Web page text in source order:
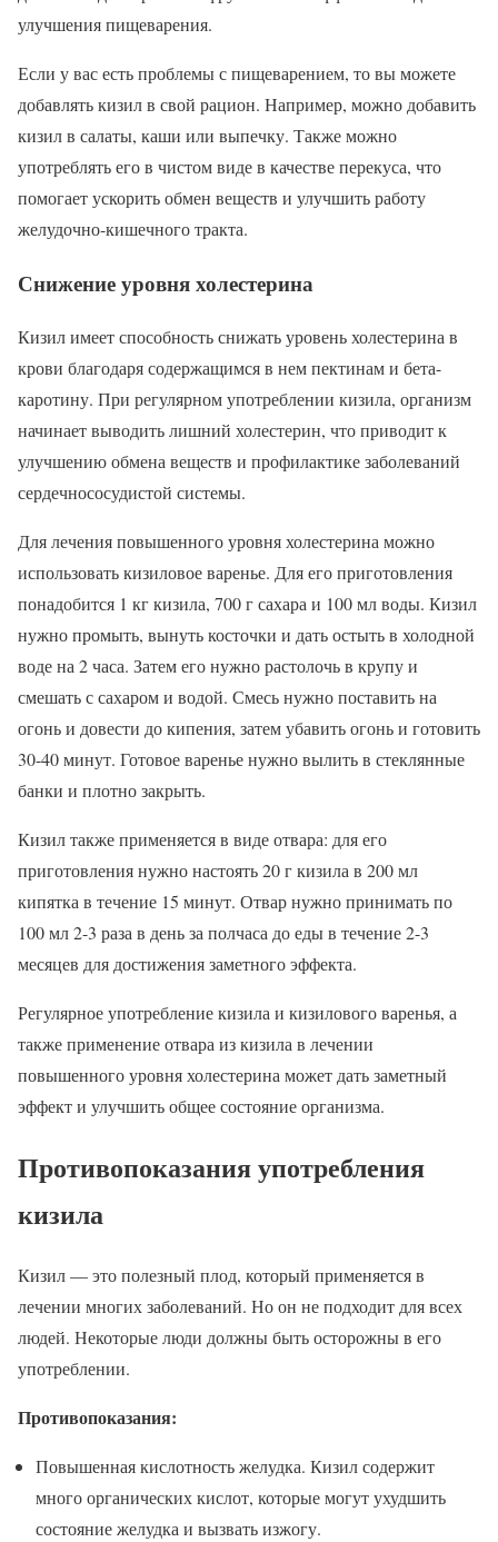
улучшения пищеварения.
Если у вас есть проблемы с пищеварением, то вы можете
добавлять кизил в свой рацион. Например, можно добавить
кизил в салаты, каши или выпечку. Также можно
употреблять его в чистом виде в качестве перекуса, что
помогает ускорить обмен веществ и улучшить работу
желудочно-кишечного тракта.
Снижение уровня холестерина
Кизил имеет способность снижать уровень холестерина в
крови благодаря содержащимся в нем пектинам и бета-
каротину. При регулярном употреблении кизила, организм
начинает выводить лишний холестерин, что приводит к
улучшению обмена веществ и профилактике заболеваний
сердечнососудистой системы.
Для лечения повышенного уровня холестерина можно
использовать кизиловое варенье. Для его приготовления
понадобится 1 кг кизила, 700 г сахара и 100 мл воды. Кизил
нужно промыть, вынуть косточки и дать остыть в холодной
воде на 2 часа. Затем его нужно растолочь в крупу и
смешать с сахаром и водой. Смесь нужно поставить на
огонь и довести до кипения, затем убавить огонь и готовить
30-40 минут. Готовое варенье нужно вылить в стеклянные
банки и плотно закрыть.
Кизил также применяется в виде отвара: для его
приготовления нужно настоять 20 г кизила в 200 мл
кипятка в течение 15 минут. Отвар нужно принимать по
100 мл 2-3 раза в день за полчаса до еды в течение 2-3
месяцев для достижения заметного эффекта.
Регулярное употребление кизила и кизилового варенья, а
также применение отвара из кизила в лечении
повышенного уровня холестерина может дать заметный
эффект и улучшить общее состояние организма.
Противопоказания употребления
кизила
Кизил — это полезный плод, который применяется в
лечении многих заболеваний. Но он не подходит для всех
людей. Некоторые люди должны быть осторожны в его
употреблении.
Противопоказания:
Повышенная кислотность желудка. Кизил содержит
много органических кислот, которые могут ухудшить
состояние желудка и вызвать изжогу.